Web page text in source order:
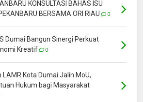
KONSULTASI BAHAS ISU
BERSAMA ORI RIAU
0
Dumai Bangun Sinergi Perkuat
Kreatif
0
LAMR Kota Dumai Jalin MoU,
Hukum bagi Masyarakat